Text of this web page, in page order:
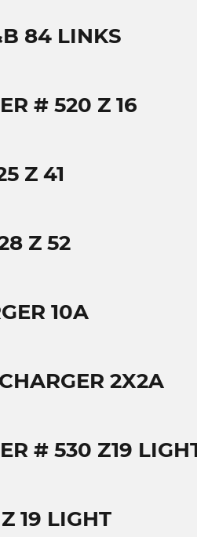
84 LINKS
# 520 Z 16
Z 41
Z 52
10A
2X2A
# 530 Z19
19 LIGHT